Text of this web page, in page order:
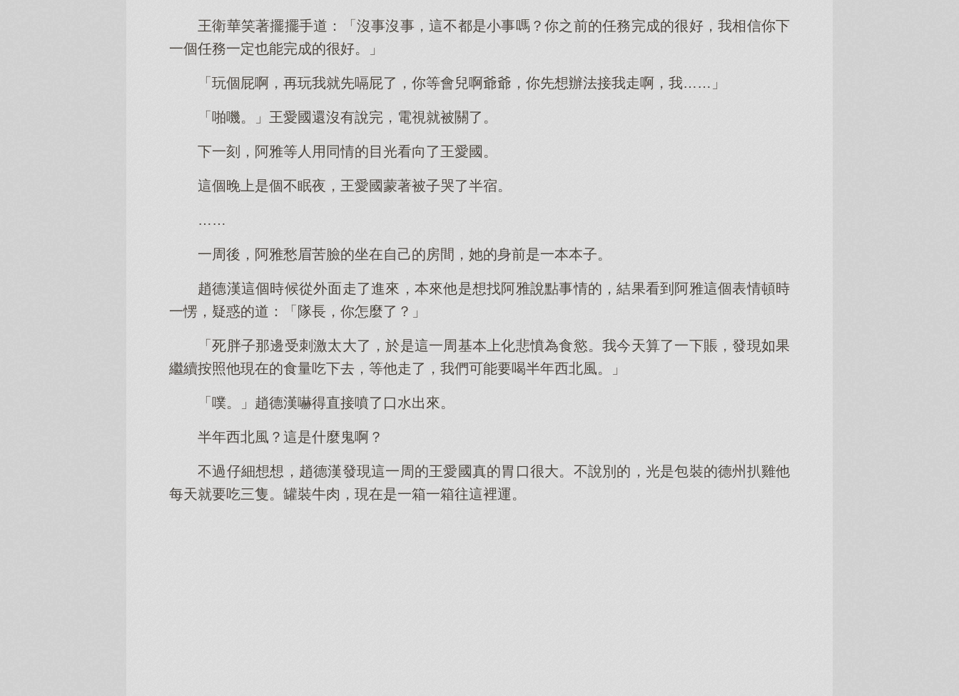
王衛華笑著擺擺手道：「沒事沒事，這不都是小事嗎？你之前的任務完成的很好，我相信你下
一個任務一定也能完成的很好。」
「玩個屁啊，再玩我就先嗝屁了，你等會兒啊爺爺，你先想辦法接我走啊，我……」
「啪嘰。」王愛國還沒有說完，電視就被關了。
下一刻，阿雅等人用同情的目光看向了王愛國。
這個晚上是個不眠夜，王愛國蒙著被子哭了半宿。
……
一周後，阿雅愁眉苦臉的坐在自己的房間，她的身前是一本本子。
趙德漢這個時候從外面走了進來，本來他是想找阿雅說點事情的，結果看到阿雅這個表情頓時
一愣，疑惑的道：「隊長，你怎麼了？」
「死胖子那邊受刺激太大了，於是這一周基本上化悲憤為食慾。我今天算了一下賬，發現如果
繼續按照他現在的食量吃下去，等他走了，我們可能要喝半年西北風。」
「噗。」趙德漢嚇得直接噴了口水出來。
半年西北風？這是什麼鬼啊？
不過仔細想想，趙德漢發現這一周的王愛國真的胃口很大。不說別的，光是包裝的德州扒雞他
每天就要吃三隻。罐裝牛肉，現在是一箱一箱往這裡運。